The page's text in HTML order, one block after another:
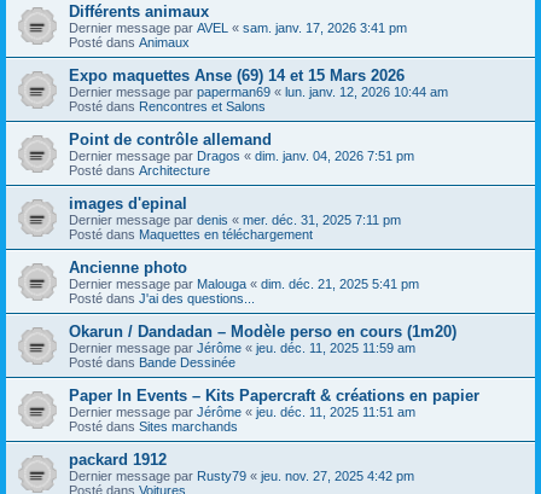
Différents animaux
Dernier message par AVEL « sam. janv. 17, 2026 3:41 pm
Posté dans Animaux
Expo maquettes Anse (69) 14 et 15 Mars 2026
Dernier message par paperman69 « lun. janv. 12, 2026 10:44 am
Posté dans Rencontres et Salons
Point de contrôle allemand
Dernier message par Dragos « dim. janv. 04, 2026 7:51 pm
Posté dans Architecture
images d'epinal
Dernier message par denis « mer. déc. 31, 2025 7:11 pm
Posté dans Maquettes en téléchargement
Ancienne photo
Dernier message par Malouga « dim. déc. 21, 2025 5:41 pm
Posté dans J'ai des questions...
Okarun / Dandadan – Modèle perso en cours (1m20)
Dernier message par Jérôme « jeu. déc. 11, 2025 11:59 am
Posté dans Bande Dessinée
Paper In Events – Kits Papercraft & créations en papier
Dernier message par Jérôme « jeu. déc. 11, 2025 11:51 am
Posté dans Sites marchands
packard 1912
Dernier message par Rusty79 « jeu. nov. 27, 2025 4:42 pm
Posté dans Voitures